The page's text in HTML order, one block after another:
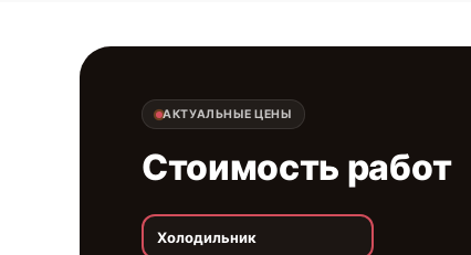
АКТУАЛЬНЫЕ ЦЕНЫ
Стоимость работ
Холодильник